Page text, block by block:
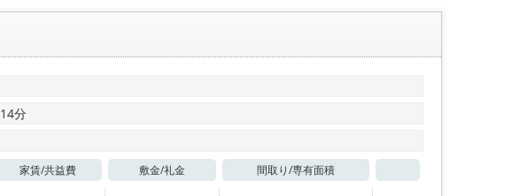
分
家賃/共益費 敷金/礼金 間取り/専有面積